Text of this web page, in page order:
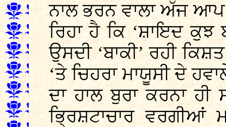
ਨਾਲ ਭਰਨ ਵਾਲਾ ਅੱਜ
ਰਿਹਾ ਹੈ ਕਿ ‘ਸ਼ਾਇਦ
ਉਸਦੀ ‘ਬਾਕੀ’ ਰਹੀ
‘ਤੇ ਚਿਹਰਾ ਮਾਯੂਸੀ ਦੇ
ਦਾ ਹਾਲ ਬੁਰਾ ਕਰਨਾ
ਭ੍ਰਿਸ਼ਟਾਚਾਰ